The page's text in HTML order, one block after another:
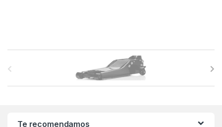
Te recomendamos